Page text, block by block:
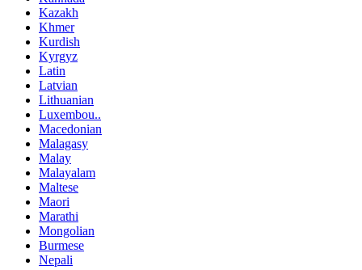
Kazakh
Khmer
Kurdish
Kyrgyz
Latin
Latvian
Lithuanian
Luxembou..
Macedonian
Malagasy
Malay
Malayalam
Maltese
Maori
Marathi
Mongolian
Burmese
Nepali